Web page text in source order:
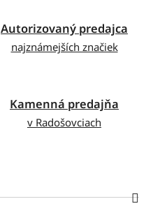
Autorizovaný predajca
najznámejších značiek
Kamenná predajňa
v Radošovciach